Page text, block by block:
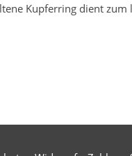
Kupferring dient